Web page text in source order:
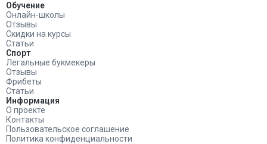
Обучение
Онлайн-школы
Отзывы
Скидки на курсы
Статьи
Спорт
Легальные букмекеры
Отзывы
Фрибеты
Статьи
Информация
О проекте
Контакты
Пользовательское соглашение
Политика конфиденциальности